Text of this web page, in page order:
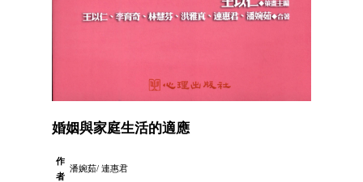
婚姻與家庭生活的適應
作
者
潘婉茹/ 連惠君